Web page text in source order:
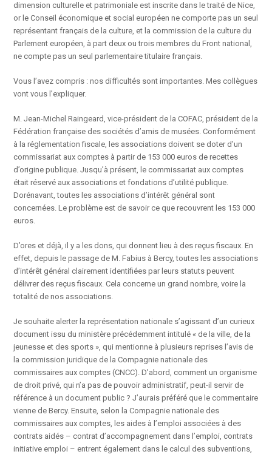
dimension culturelle et patrimoniale est inscrite dans le traité de Nice,
or le Conseil économique et social européen ne comporte pas un seul
représentant français de la culture, et la commission de la culture du
Parlement européen, à part deux ou trois membres du Front national,
ne compte pas un seul parlementaire titulaire français.
Vous l’avez compris : nos difficultés sont importantes. Mes collègues
vont vous l’expliquer.
M. Jean-Michel Raingeard, vice-président de la COFAC, président de la
Fédération française des sociétés d’amis de musées. Conformément
à la réglementation fiscale, les associations doivent se doter d’un
commissariat aux comptes à partir de 153 000 euros de recettes
d’origine publique. Jusqu’à présent, le commissariat aux comptes
était réservé aux associations et fondations d’utilité publique.
Dorénavant, toutes les associations d’intérêt général sont
concernées. Le problème est de savoir ce que recouvrent les 153 000
euros.
D’ores et déjà, il y a les dons, qui donnent lieu à des reçus fiscaux. En
effet, depuis le passage de M. Fabius à Bercy, toutes les associations
d’intérêt général clairement identifiées par leurs statuts peuvent
délivrer des reçus fiscaux. Cela concerne un grand nombre, voire la
totalité de nos associations.
Je souhaite alerter la représentation nationale s’agissant d’un curieux
document issu du ministère précédemment intitulé « de la ville, de la
jeunesse et des sports », qui mentionne à plusieurs reprises l’avis de
la commission juridique de la Compagnie nationale des
commissaires aux comptes (CNCC). D’abord, comment un organisme
de droit privé, qui n’a pas de pouvoir administratif, peut-il servir de
référence à un document public ? J’aurais préféré que le commentaire
vienne de Bercy. Ensuite, selon la Compagnie nationale des
commissaires aux comptes, les aides à l’emploi associées à des
contrats aidés – contrat d’accompagnement dans l’emploi, contrats
initiative emploi – entrent également dans le calcul des subventions,